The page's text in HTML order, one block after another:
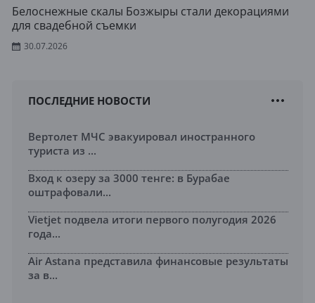
Белоснежные скалы Бозжыры стали декорациями
для свадебной съемки
30.07.2026
ПОСЛЕДНИЕ НОВОСТИ
Вертолет МЧС эвакуировал иностранного
туриста из ...
Вход к озеру за 3000 тенге: в Бурабае
оштрафовали...
Vietjet подвела итоги первого полугодия 2026
года...
Air Astana представила финансовые результаты
за в...